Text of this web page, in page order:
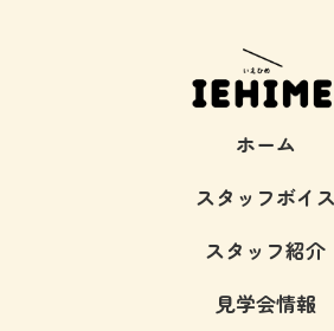
ホーム
スタッフボイス
スタッフ紹介
見学会情報